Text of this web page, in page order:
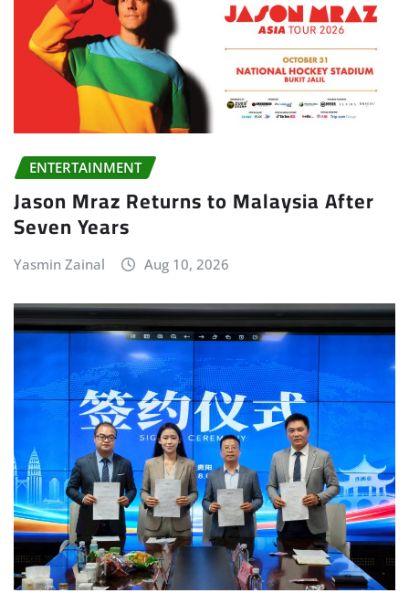
ENTERTAINMENT
Jason Mraz Returns to Malaysia After
Seven Years
Yasmin Zainal Aug 10, 2026